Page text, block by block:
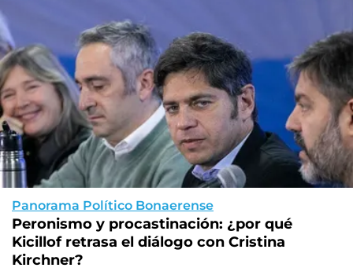
Panorama Político Bonaerense
Peronismo y procastinación: ¿por qué
Kicillof retrasa el diálogo con Cristina
Kirchner?